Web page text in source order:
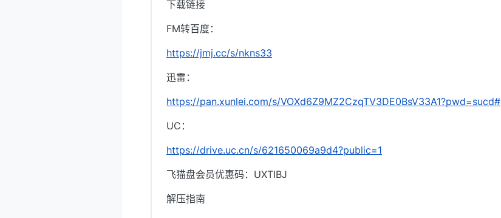
下载链接
FM转百度：
https://jmj.cc/s/nkns33
迅雷：
https://pan.xunlei.com/s/VOXd6Z9MZ2CzqTV3DE0BsV33A1?pwd=sucd#
UC：
https://drive.uc.cn/s/621650069a9d4?public=1
飞猫盘会员优惠码：UXTIBJ
解压指南